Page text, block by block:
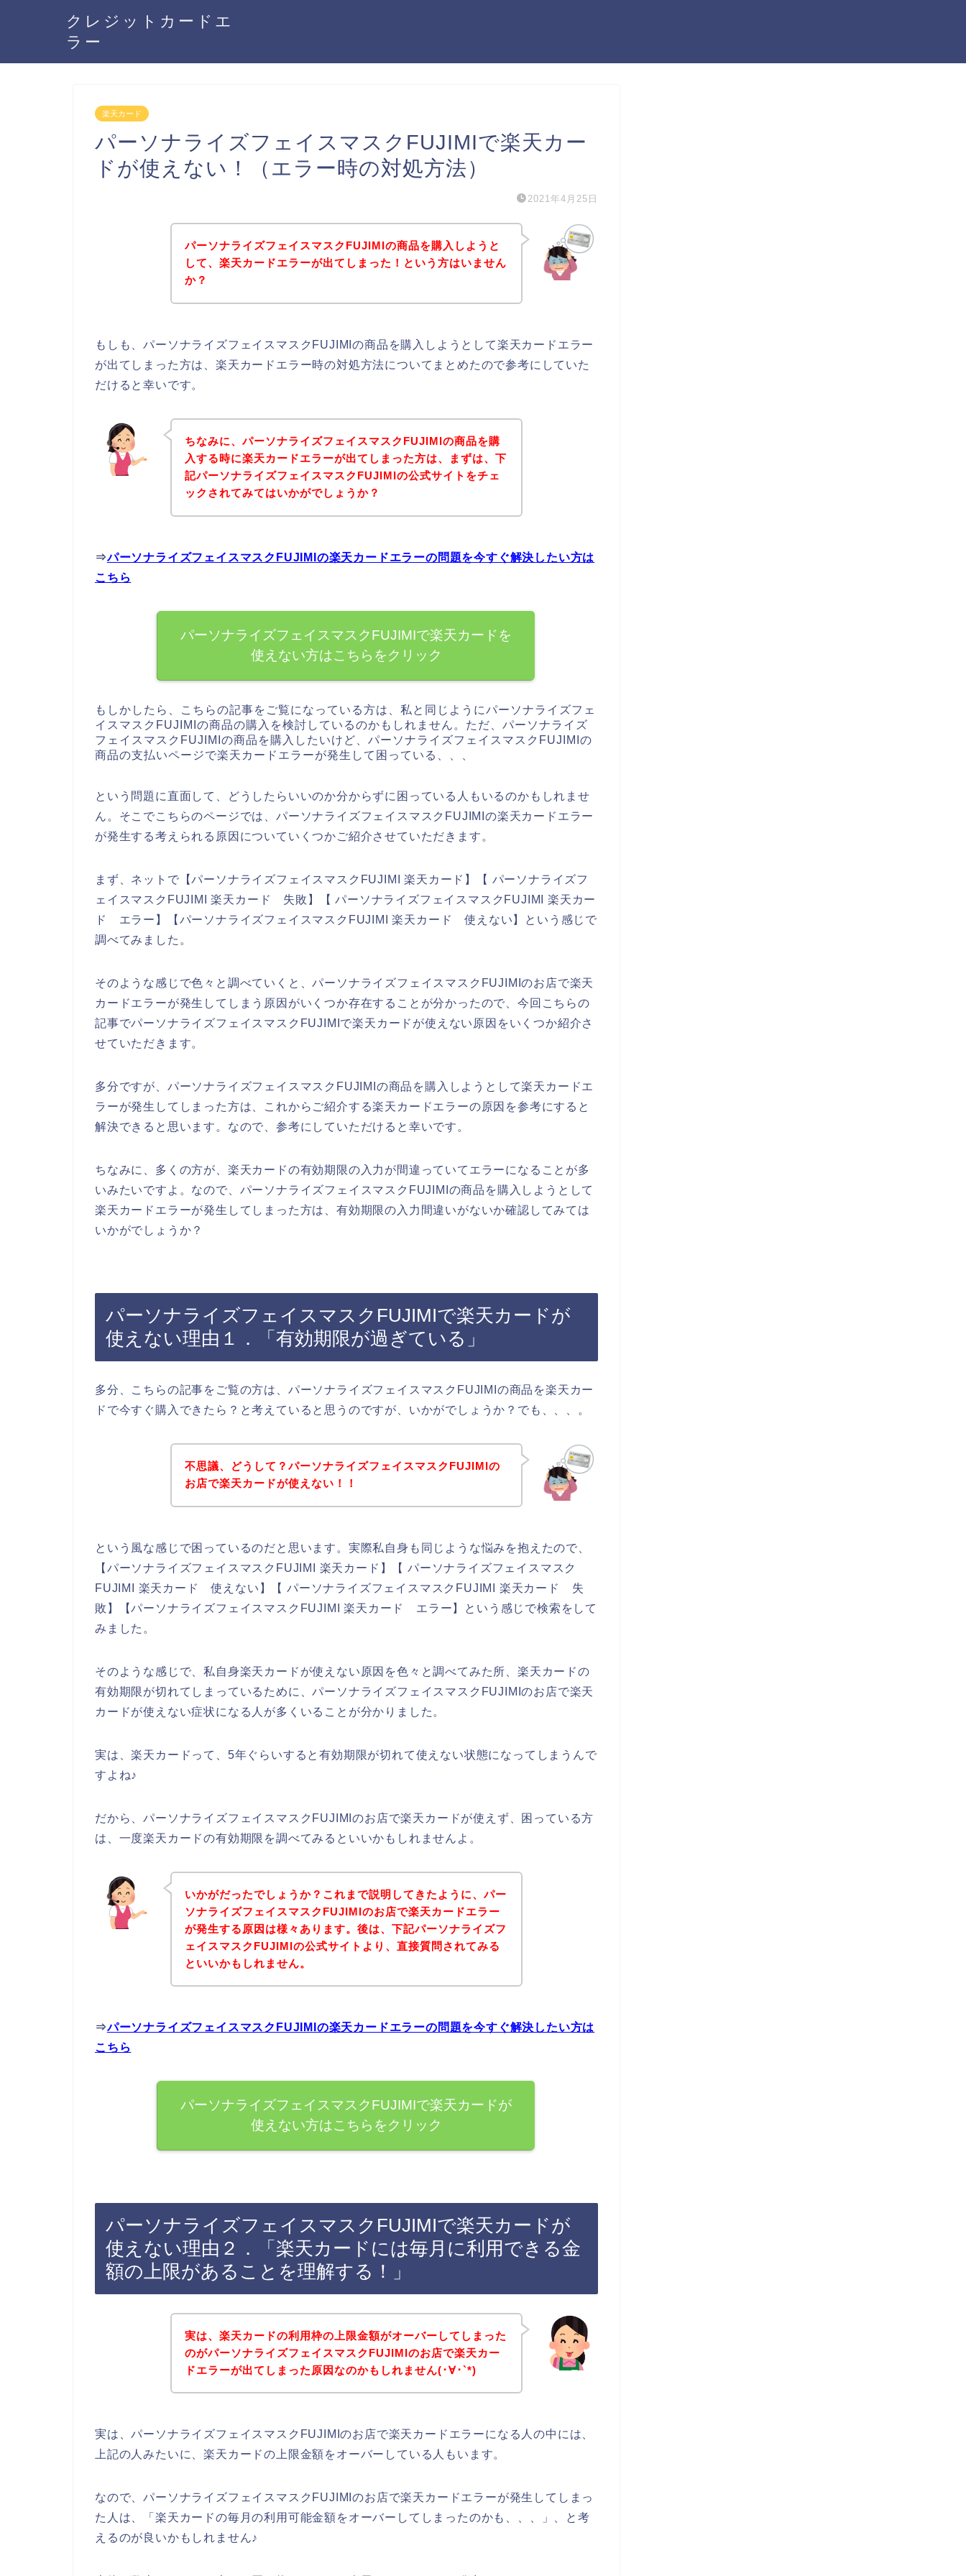
クレジットカードエ
ラー
楽天カード
パーソナライズフェイスマスクFUJIMIで楽天カー
ドが使えない！（エラー時の対処方法）
2021年4月25日
パーソナライズフェイスマスクFUJIMIの商品を購入しようと
して、楽天カードエラーが出てしまった！という方はいません
か？
もしも、パーソナライズフェイスマスクFUJIMIの商品を購入しようとして楽天カードエラー
が出てしまった方は、楽天カードエラー時の対処方法についてまとめたので参考にしていた
だけると幸いです。
ちなみに、パーソナライズフェイスマスクFUJIMIの商品を購
入する時に楽天カードエラーが出てしまった方は、まずは、下
記パーソナライズフェイスマスクFUJIMIの公式サイトをチェ
ックされてみてはいかがでしょうか？
⇒パーソナライズフェイスマスクFUJIMIの楽天カードエラーの問題を今すぐ解決したい方は
こちら
パーソナライズフェイスマスクFUJIMIで楽天カードを
使えない方はこちらをクリック
もしかしたら、こちらの記事をご覧になっている方は、私と同じようにパーソナライズフェ
イスマスクFUJIMIの商品の購入を検討しているのかもしれません。ただ、パーソナライズ
フェイスマスクFUJIMIの商品を購入したいけど、パーソナライズフェイスマスクFUJIMIの
商品の支払いページで楽天カードエラーが発生して困っている、、、
という問題に直面して、どうしたらいいのか分からずに困っている人もいるのかもしれませ
ん。そこでこちらのページでは、パーソナライズフェイスマスクFUJIMIの楽天カードエラー
が発生する考えられる原因についていくつかご紹介させていただきます。
まず、ネットで【パーソナライズフェイスマスクFUJIMI 楽天カード】【 パーソナライズフ
ェイスマスクFUJIMI 楽天カード 失敗】【 パーソナライズフェイスマスクFUJIMI 楽天カー
ド エラー】【パーソナライズフェイスマスクFUJIMI 楽天カード 使えない】という感じで
調べてみました。
そのような感じで色々と調べていくと、パーソナライズフェイスマスクFUJIMIのお店で楽天
カードエラーが発生してしまう原因がいくつか存在することが分かったので、今回こちらの
記事でパーソナライズフェイスマスクFUJIMIで楽天カードが使えない原因をいくつか紹介さ
せていただきます。
多分ですが、パーソナライズフェイスマスクFUJIMIの商品を購入しようとして楽天カードエ
ラーが発生してしまった方は、これからご紹介する楽天カードエラーの原因を参考にすると
解決できると思います。なので、参考にしていただけると幸いです。
ちなみに、多くの方が、楽天カードの有効期限の入力が間違っていてエラーになることが多
いみたいですよ。なので、パーソナライズフェイスマスクFUJIMIの商品を購入しようとして
楽天カードエラーが発生してしまった方は、有効期限の入力間違いがないか確認してみては
いかがでしょうか？
パーソナライズフェイスマスクFUJIMIで楽天カードが
使えない理由１．「有効期限が過ぎている」
多分、こちらの記事をご覧の方は、パーソナライズフェイスマスクFUJIMIの商品を楽天カー
ドで今すぐ購入できたら？と考えていると思うのですが、いかがでしょうか？でも、、、。
不思議、どうして？パーソナライズフェイスマスクFUJIMIの
お店で楽天カードが使えない！！
という風な感じで困っているのだと思います。実際私自身も同じような悩みを抱えたので、
【パーソナライズフェイスマスクFUJIMI 楽天カード】【 パーソナライズフェイスマスク
FUJIMI 楽天カード 使えない】【 パーソナライズフェイスマスクFUJIMI 楽天カード 失
敗】【パーソナライズフェイスマスクFUJIMI 楽天カード エラー】という感じで検索をして
みました。
そのような感じで、私自身楽天カードが使えない原因を色々と調べてみた所、楽天カードの
有効期限が切れてしまっているために、パーソナライズフェイスマスクFUJIMIのお店で楽天
カードが使えない症状になる人が多くいることが分かりました。
実は、楽天カードって、5年ぐらいすると有効期限が切れて使えない状態になってしまうんで
すよね♪
だから、パーソナライズフェイスマスクFUJIMIのお店で楽天カードが使えず、困っている方
は、一度楽天カードの有効期限を調べてみるといいかもしれませんよ。
いかがだったでしょうか？これまで説明してきたように、パー
ソナライズフェイスマスクFUJIMIのお店で楽天カードエラー
が発生する原因は様々あります。後は、下記パーソナライズフ
ェイスマスクFUJIMIの公式サイトより、直接質問されてみる
といいかもしれません。
⇒パーソナライズフェイスマスクFUJIMIの楽天カードエラーの問題を今すぐ解決したい方は
こちら
パーソナライズフェイスマスクFUJIMIで楽天カードが
使えない方はこちらをクリック
パーソナライズフェイスマスクFUJIMIで楽天カードが
使えない理由２．「楽天カードには毎月に利用できる金
額の上限があることを理解する！」
実は、楽天カードの利用枠の上限金額がオーバーしてしまった
のがパーソナライズフェイスマスクFUJIMIのお店で楽天カー
ドエラーが出てしまった原因なのかもしれません(･∀･`*)
実は、パーソナライズフェイスマスクFUJIMIのお店で楽天カードエラーになる人の中には、
上記の人みたいに、楽天カードの上限金額をオーバーしている人もいます。
なので、パーソナライズフェイスマスクFUJIMIのお店で楽天カードエラーが発生してしまっ
た人は、「楽天カードの毎月の利用可能金額をオーバーしてしまったのかも、、、」、と考
えるのが良いかもしれません♪